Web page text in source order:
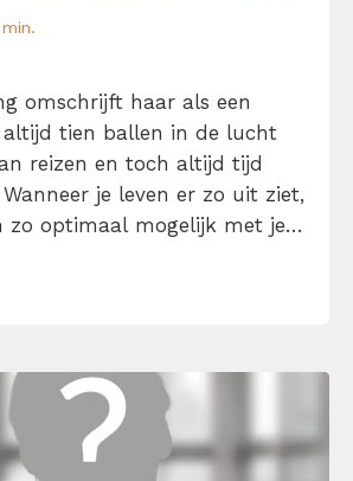
min.
omschrijft haar als een
altijd tien ballen in de lucht
reizen en toch altijd tijd
je leven er zo uit ziet,
zo optimaal mogelijk met je
juiste balans te hebben